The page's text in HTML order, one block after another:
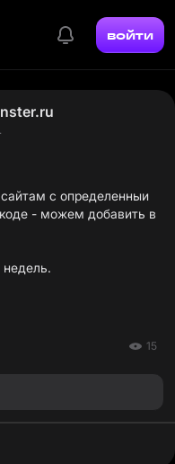
войти
с определенныи
- можем добавить в
15